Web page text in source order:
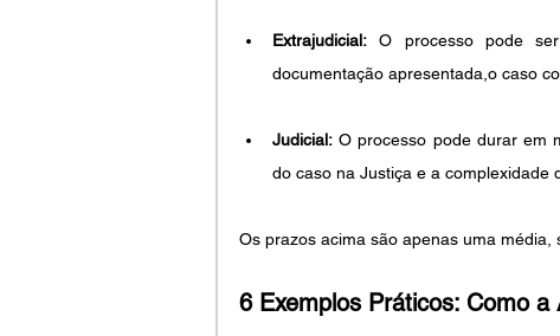
Extrajudicial: O processo pode
documentação apresentada,o caso
Judicial: O processo pode durar em
do caso na Justiça e a complexidade
Os prazos acima são apenas uma
6 Exemplos Práticos: Como